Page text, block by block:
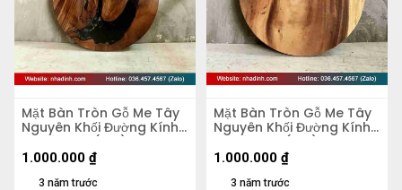
Mặt Bàn Tròn Gỗ Me Tây
Nguyên Khối Đường Kính
58 Dày 4,2 (cm)
3 năm trước
1.000.000 ₫
Mặt Bàn Tròn Gỗ Me Tây
Nguyên Khối Đường Kính
58 Dày 5,5 (cm)
3 năm trước
1.000.000 ₫